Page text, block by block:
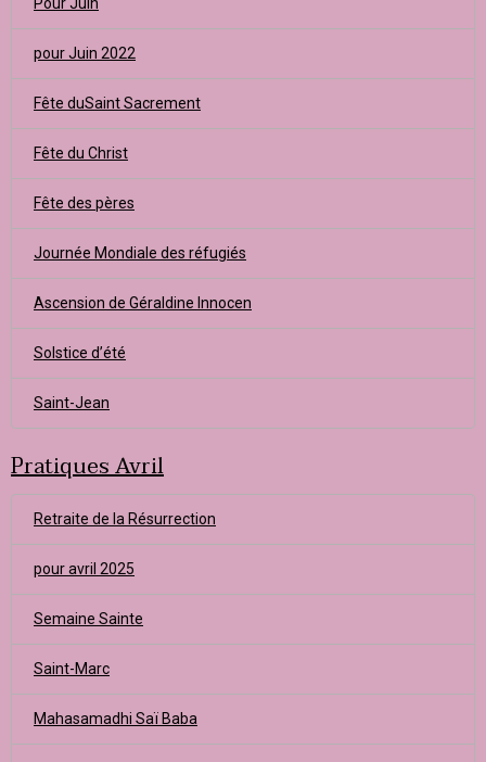
pour Juin 2022
Fête duSaint Sacrement
Fête du Christ
Fête des pères
Journée Mondiale des réfugiés
Ascension de Géraldine Innocen
Solstice d’été
Saint-Jean
Pratiques Avril
Retraite de la Résurrection
pour avril 2025
Semaine Sainte
Saint-Marc
Mahasamadhi Saï Baba